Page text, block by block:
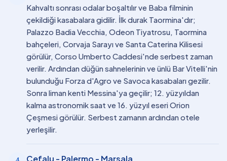
Kahvaltı sonrası odalar boşaltılır ve Baba filminin
çekildiği kasabalara gidilir. İlk durak Taormina'dır;
Palazzo Badia Vecchia, Odeon Tiyatrosu, Taormina
bahçeleri, Corvaja Sarayı ve Santa Caterina Kilisesi
görülür, Corso Umberto Caddesi'nde serbest zaman
verilir. Ardından düğün sahnelerinin ve ünlü Bar Vitelli'nin
bulunduğu Forza d'Agro ve Savoca kasabaları gezilir.
Sonra liman kenti Messina'ya geçilir; 12. yüzyıldan
kalma astronomik saat ve 16. yüzyıl eseri Orion
Çeşmesi görülür. Serbest zamanın ardından otele
yerleşilir.
Cefalu - Palermo - Marsala